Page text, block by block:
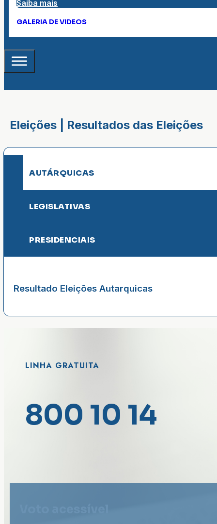
Saiba mais
GALERIA DE VIDEOS
Eleições | Resultados das Eleições
AUTÁRQUICAS
LEGISLATIVAS
PRESIDENCIAIS
Resultado Eleições Autarquicas
LINHA GRATUITA
800 10 14